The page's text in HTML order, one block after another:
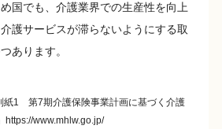
国でも、介護業界での生産性を向上
護サービスが滞らないようにする取
あります。
紙1 第7期介護保険事業計画に基づく介護
https://www.mhlw.go.jp/